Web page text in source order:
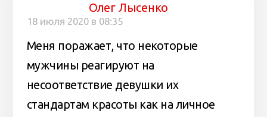
Олег Лысенко
18 июля 2020 в 08:35
Меня поражает, что некоторые
мужчины реагируют на
несоответствие девушки их
стандартам красоты как на личное